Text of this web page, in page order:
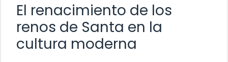
El renacimiento de los
renos de Santa en la
cultura moderna